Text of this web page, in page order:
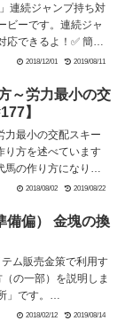
連続ジャンプ持ち対
ビーです。連続ジャ
応できるよ！✅ 簡単
ャンプ持ち対応 も
ミナ切れに注意簡単
画 (adsbygoogle =
2018/12/01 2019/08/11
～労力最小の交
】
最小の交配スキー
り方を述べています
馬の作り方になりま
白の合計8以上が絶対
6世代で調達するのは
多いため、特定の
2018/08/02 2019/08/22
備偏） 金塊の換
ム販売金策で利用す
の一部）を説明しま
です。
|| []).push({});倉
2018/02/12 2019/08/14